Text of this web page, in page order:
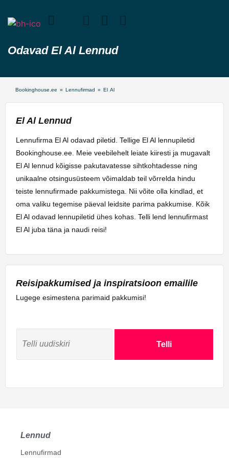
Odavad El Al Lennud
Bookinghouse.ee » Lennufirmad » El Al
El Al Lennud
Lennufirma El Al odavad piletid. Tellige El Al lennupiletid
Bookinghouse.ee. Meie veebilehelt leiate kiiresti ja mugavalt
El Al lennud kõigisse pakutavatesse sihtkohtadesse ning
unikaalne otsingusüsteem võimaldab teil võrrelda hindu
teiste lennufirmade pakkumistega. Nii võite olla kindlad, et
oma valiku tegemise päeval leidsite parima pakkumise. Kõik
El Al odavad lennupiletid ühes kohas. Telli lend lennufirmast
El Al juba täna ja naudi reisi!
Reisipakkumised ja inspiratsioon emailile
Lugege esimestena parimaid pakkumisi!
Telli
Lennud
Lennufirmad